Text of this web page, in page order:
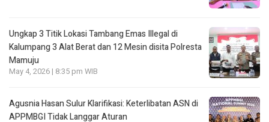
Ungkap 3 Titik Lokasi Tambang Emas Illegal di
Kalumpang 3 Alat Berat dan 12 Mesin disita Polresta
Mamuju
May 4, 2026 | 8:35 pm WIB
Agusnia Hasan Sulur Klarifikasi: Keterlibatan ASN di
APPMBGI Tidak Langgar Aturan